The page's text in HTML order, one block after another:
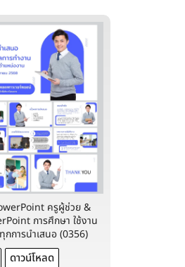
ครูผู้ช่วย &
การศึกษา ใช้งาน
กการนำเสนอ (0356)
ดาวน์โหลด